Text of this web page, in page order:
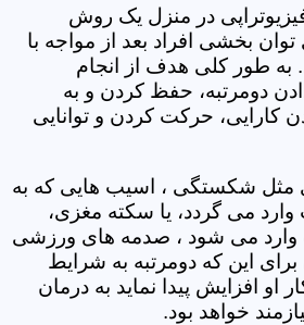
در منزل یک روش
بخشی افراد بعد از مواجه با
طور کلی هدف از انجام
دومرتبه، حفظ کردن و به
کارایی، حرکت کردن و توانایی
مثل شکستگی ، اسیب هایی که به
می گردد، یا سکته مغزی،
وارد می شود ، صدمه های ورزشی
این که دومرتبه به شرایط
او افزایش پیدا نماید به درمان
خواهد بود.